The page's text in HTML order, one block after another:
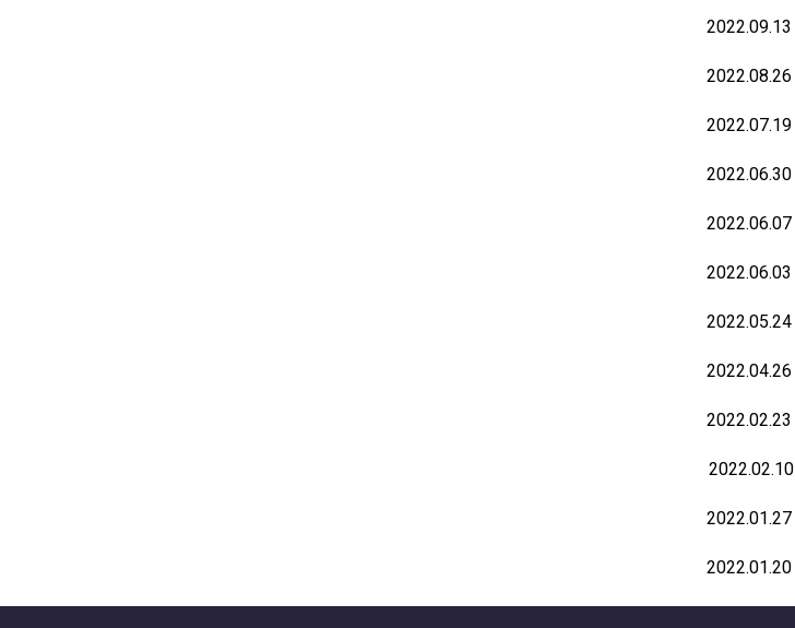
2022.09.13
2022.08.26
2022.07.19
2022.06.30
2022.06.07
2022.06.03
2022.05.24
2022.04.26
2022.02.23
2022.02.10
2022.01.27
2022.01.20